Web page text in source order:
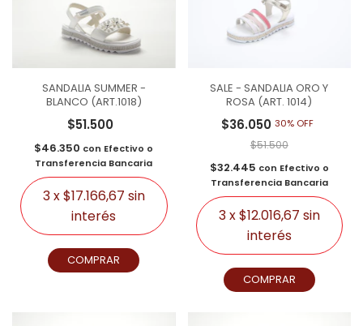
SANDALIA SUMMER -
BLANCO (ART.1018)
$51.500
$46.350 con Efectivo o
Transferencia Bancaria
3x$17.166,67 sin
interés
COMPRAR
SALE - SANDALIA ORO Y
ROSA (ART. 1014)
$36.05030% OFF
$51.500
$32.445 con Efectivo o
Transferencia Bancaria
3x$12.016,67 sin
interés
COMPRAR